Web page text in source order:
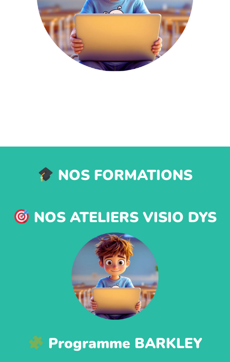
NOS FORMATIONS
NOS ATELIERS VISIO DYS
Programme BARKLEY